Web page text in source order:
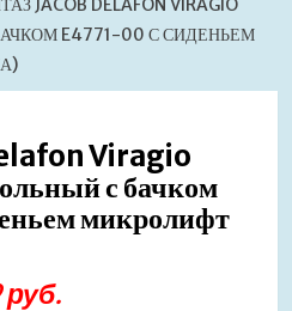
JACOB DELAFON VIRAGIO
E4771-00 С СИДЕНЬЕМ
Viragio
с бачком
микролифт